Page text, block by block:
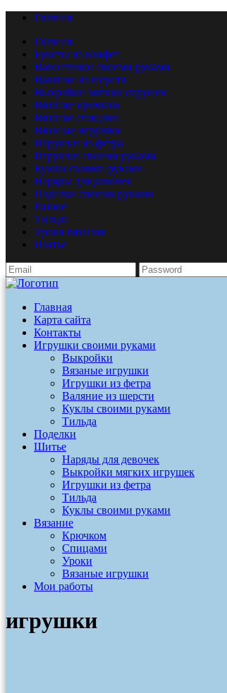
Главная
Главная
Букеты из конфет
Валентинки своими руками
Валяние из шерсти
Выкройки мягких игрушек
Вязание крючком
Вязание спицами
Вязаные игрушки
Игрушки из фетра
Игрушки своими руками
Куклы своими руками
Наряды для девочек
Поделки своими руками
Разное
Тильда
Уроки вязания
Шитье
Главная
Карта сайта
Контакты
Игрушки своими руками
Выкройки
Вязаные игрушки
Игрушки из фетра
Валяние из шерсти
Куклы своими руками
Тильда
Поделки
Шитье
Наряды для девочек
Выкройки мягких игрушек
Игрушки из фетра
Тильда
Куклы своими руками
Вязание
Крючком
Спицами
Уроки
Вязаные игрушки
Мои работы
игрушки